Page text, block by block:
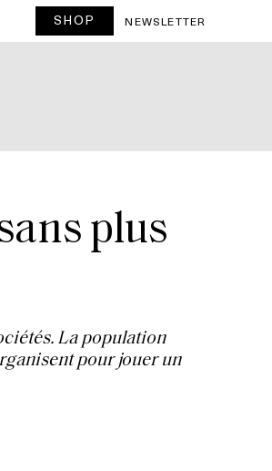
SHOP NEWSLETTER
plus
La population
pour jouer un